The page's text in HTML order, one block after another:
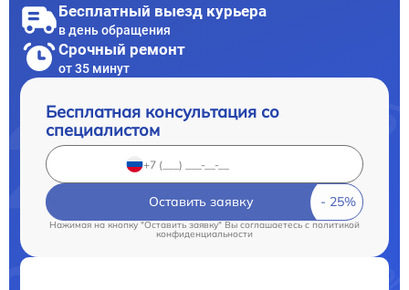
Бесплатный выезд курьера
в день обращения
Срочный ремонт
от 35 минут
Бесплатная консультация со
специалистом
Оставить заявку
Нажимая на кнопку "Оставить заявку" Вы соглашаетесь cполитикой
конфиденциальности